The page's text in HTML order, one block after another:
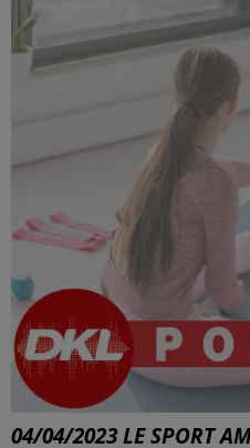
04/04/2023 LE SPORT